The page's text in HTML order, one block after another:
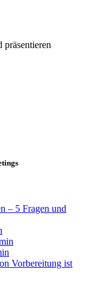
– 5 Fragen und
Vorbereitung ist